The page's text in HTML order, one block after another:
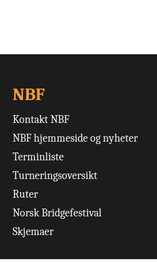
NBF
Kontakt NBF
NBF hjemmeside og nyheter
Terminliste
Turneringsoversikt
Ruter
Norsk Bridgefestival
Skjemaer